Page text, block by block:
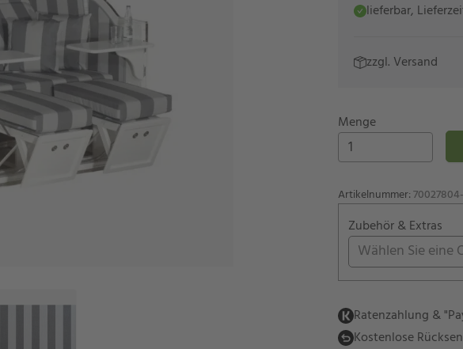
lieferbar,
zzgl. Versand
Menge
Artikelnummer:
Zubehör & Extras
Wählen Sie eine
Ratenzahlung &
Kostenlose